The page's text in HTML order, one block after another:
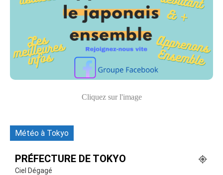
Cliquez sur l'image
Météo à Tokyo
PRÉFECTURE DE TOKYO
Ciel Dégagé